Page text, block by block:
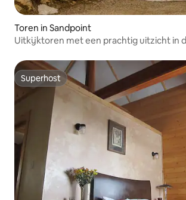
Toren in Sandpoint
Uitkijktoren met een prachtig uitzicht in
Superhost
Superhost